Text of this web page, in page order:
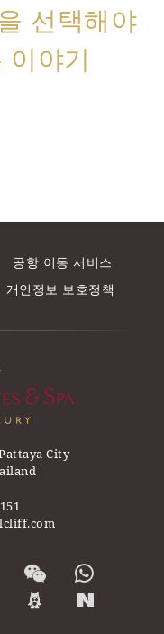
선택해야
야기
공항 이동 서비스
개인정보 보호정책
City